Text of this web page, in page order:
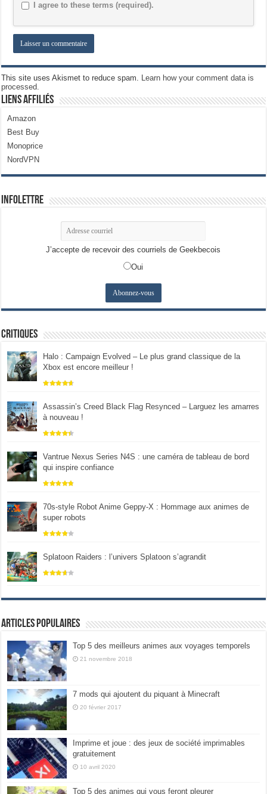
I agree to these terms (required).
This site uses Akismet to reduce spam. Learn how your comment data is
processed.
Liens Affiliés
Amazon
Best Buy
Monoprice
NordVPN
Infolettre
J’accepte de recevoir des courriels de Geekbecois
Oui
Critiques
Halo : Campaign Evolved – Le plus grand classique de la
Xbox est encore meilleur !
Assassin’s Creed Black Flag Resynced – Larguez les amarres
à nouveau !
Vantrue Nexus Series N4S : une caméra de tableau de bord
qui inspire confiance
70s-style Robot Anime Geppy-X : Hommage aux animes de
super robots
Splatoon Raiders : l’univers Splatoon s’agrandit
Articles populaires
Top 5 des meilleurs animes aux voyages temporels
21 novembre 2018
7 mods qui ajoutent du piquant à Minecraft
20 février 2017
Imprime et joue : des jeux de société imprimables
gratuitement
10 avril 2020
Top 5 des animes qui vous feront pleurer